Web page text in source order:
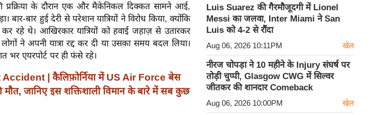
के दौरान एक और मैकेनिकल दिक्कत सामने आई,
बार हुई देरी से परेशान यात्रियों ने विरोध किया, क्योंकि
रहे थे। आखिरकार यात्रियों को हवाई जहाज़ से उतारकर
ने अपनी यात्रा रद्द कर दी या उसका समय बदल लिया।
भर एयरपोर्ट पर ही फंसे रहे।
| कैलिफ़ोर्निया में US Air Force बेस
जानिए इस शक्तिशाली विमान के बारे में सब कुछ
Luis Suarez की गैरमौजूदगी में Lionel
Messi का जलवा, Inter Miami ने San
Luis को 4-2 से रौंदा
Aug 06, 2026 10:11PM खेल
नीरज चोपड़ा ने 10 महीने के Injury संघर्ष पर
तोड़ी चुप्पी, Glasgow CWG में सिल्वर
जीतकर की शानदार Comeback
Aug 06, 2026 10:00PM खेल